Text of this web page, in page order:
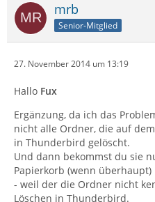
mrb
Senior-Mitglied
27. November 2014 um 13:19
Hallo Fux
Ergänzung, da ich das
nicht alle Ordner, die auf
in Thunderbird gelöscht.
Und dann bekommst du sie
Papierkorb (wenn
- weil der die Ordner nicht
Löschen in Thunderbird.